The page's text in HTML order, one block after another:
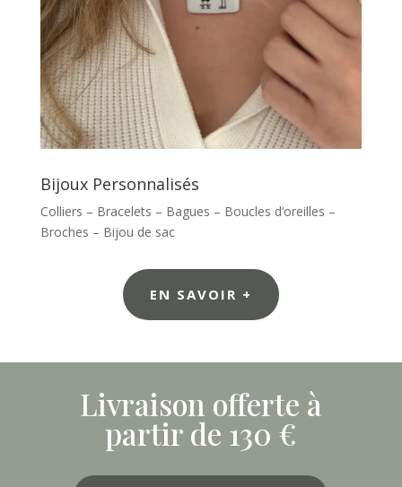
Bijoux Personnalisés
Colliers – Bracelets – Bagues – Boucles d’oreilles –
Broches – Bijou de sac
EN SAVOIR +
Livraison offerte à
partir de 130 €